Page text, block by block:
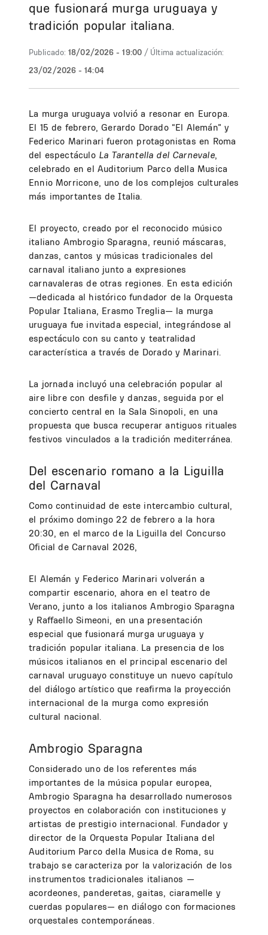
que fusionará murga uruguaya y
tradición popular italiana.
Publicado: 18/02/2026 - 19:00 / Última actualización:
23/02/2026 - 14:04
La murga uruguaya volvió a resonar en Europa.
El 15 de febrero, Gerardo Dorado “El Alemán” y
Federico Marinari fueron protagonistas en Roma
del espectáculo La Tarantella del Carnevale,
celebrado en el Auditorium Parco della Musica
Ennio Morricone, uno de los complejos culturales
más importantes de Italia.
El proyecto, creado por el reconocido músico
italiano Ambrogio Sparagna, reunió máscaras,
danzas, cantos y músicas tradicionales del
carnaval italiano junto a expresiones
carnavaleras de otras regiones. En esta edición
—dedicada al histórico fundador de la Orquesta
Popular Italiana, Erasmo Treglia— la murga
uruguaya fue invitada especial, integrándose al
espectáculo con su canto y teatralidad
característica a través de Dorado y Marinari.
La jornada incluyó una celebración popular al
aire libre con desfile y danzas, seguida por el
concierto central en la Sala Sinopoli, en una
propuesta que busca recuperar antiguos rituales
festivos vinculados a la tradición mediterránea.
Del escenario romano a la Liguilla
del Carnaval
Como continuidad de este intercambio cultural,
el próximo domingo 22 de febrero a la hora
20:30, en el marco de la Liguilla del Concurso
Oficial de Carnaval 2026,
El Alemán y Federico Marinari volverán a
compartir escenario, ahora en el teatro de
Verano, junto a los italianos Ambrogio Sparagna
y Raffaello Simeoni, en una presentación
especial que fusionará murga uruguaya y
tradición popular italiana. La presencia de los
músicos italianos en el principal escenario del
carnaval uruguayo constituye un nuevo capítulo
del diálogo artístico que reafirma la proyección
internacional de la murga como expresión
cultural nacional.
Ambrogio Sparagna
Considerado uno de los referentes más
importantes de la música popular europea,
Ambrogio Sparagna ha desarrollado numerosos
proyectos en colaboración con instituciones y
artistas de prestigio internacional. Fundador y
director de la Orquesta Popular Italiana del
Auditorium Parco della Musica de Roma, su
trabajo se caracteriza por la valorización de los
instrumentos tradicionales italianos —
acordeones, panderetas, gaitas, ciaramelle y
cuerdas populares— en diálogo con formaciones
orquestales contemporáneas.